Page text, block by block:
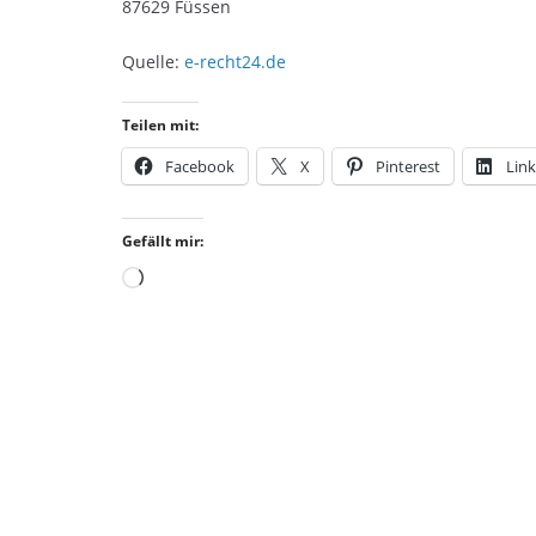
87629 Füssen
Quelle: e-recht24.de
Teilen mit:
Facebook X Pinterest
Gefällt mir:
Wird